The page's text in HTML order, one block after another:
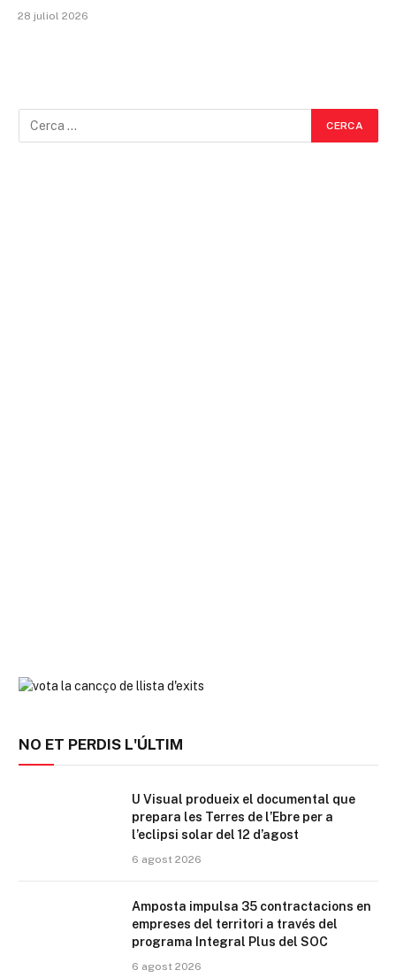
28 juliol 2026
NO ET PERDIS L'ÚLTIM
U Visual produeix el documental que
prepara les Terres de l’Ebre per a
l’eclipsi solar del 12 d’agost
6 agost 2026
Amposta impulsa 35 contractacions en
empreses del territori a través del
programa Integral Plus del SOC
6 agost 2026